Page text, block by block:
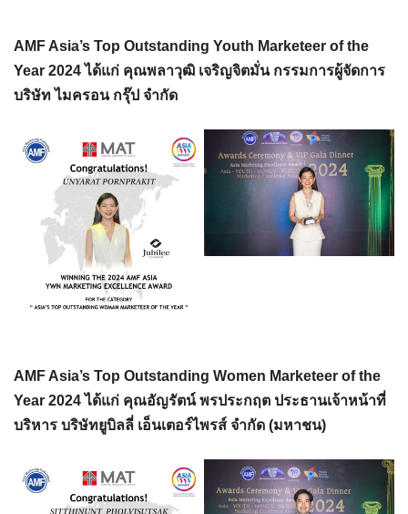
AMF Asia’s Top Outstanding Youth Marketeer of the
Year 2024 ได้แก่ คุณพลาวุฒิ เจริญจิตมั่น กรรมการผู้จัดการ
บริษัท ไมครอน กรุ๊ป จำกัด
AMF Asia’s Top Outstanding Women Marketeer of the
Year 2024 ได้แก่ คุณอัญรัตน์ พรประกฤต ประธานเจ้าหน้าที่
บริหาร บริษัทยูบิลลี่ เอ็นเตอร์ไพรส์ จำกัด (มหาชน)